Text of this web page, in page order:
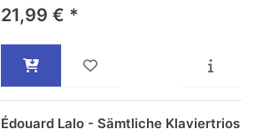
21,99 € *
Édouard Lalo - Sämtliche Klaviertrios